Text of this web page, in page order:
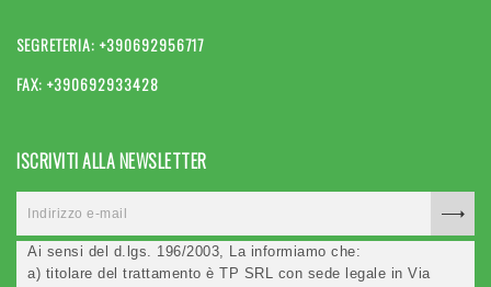
SEGRETERIA: +390692956717
FAX: +390692933428
ISCRIVITI ALLA NEWSLETTER
Ai sensi del d.lgs. 196/2003, La informiamo che:
a) titolare del trattamento è TP SRL con sede legale in Via